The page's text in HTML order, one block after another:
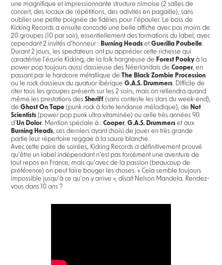
une magnifique et impressionnante structure nîmoise (2 salles de
concert, des locaux de répétitions, des activités en pagaille), sans
oublier une petite poignée de fidèles pour l’épauler. Le boss de
Kicking Records a ensuite concocté une belle affiche avec pas moins de
20 groupes (10 par soir), essentiellement des formations du label, avec
cependant 2 invités d’honneur : Burning Heads etGuerilla Poubelle.
Durant 2 jours, les spectateurs ont pu apprécier cette richesse qui
caractérise l’écurie Kicking, de la folk hargneuse de Forest Pooky à la
power pop toujours aussi classieuse des Néerlandais deCooper, en
passant par le hardcore métallique deThe Black Zombie Procession
ou le rock classieux du quatuor ibériqueG.A.S. Drummers. Difficile de
citer tous les groupes présents sur les 2 soirs, mais on retiendra quand
même les prestations desSheriff (sans conteste les stars du week-end),
deGhost On Tape (punk rock à forte tendance mélodique), de Not
Scientists (power pop punk ultra vitaminée) ou celle très années 90
d’Un Dolor. Mention spéciale à :Cooper,G.A.S. Drummers et aux
Burning Heads, ces derniers ayant choisi de jouer en très grande
partie leur répertoire reggae à la sauce blanche.
Avec cette paire de soirées, Kicking Records a définitivement prouvé
qu’être un label indépendant n’est pas forcément une aventure de
tout repos en France, mais qu’avec de la passion (beaucoup de
préférence) on peut faire bouger les choses. « Cela semble toujours
impossible jusqu’à ce qu’on y arrive », disait Nelson Mandela. Rendez-
vous dans 10 ans ?